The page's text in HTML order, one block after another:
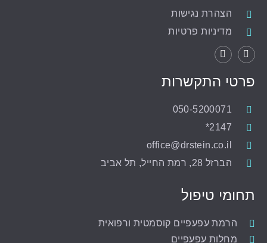
תחומי טיפול
הרמת עפעפיים קוסמטית ורפואית
מחלות עפעפיים
פרטי התקשרות
050-5200071
2147*
office@drstein.co.il
הברזל 28, רמת החייל, תל אביב‏
הצהרת נגישות
מדיניות פרטיות